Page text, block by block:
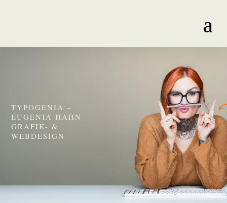
TYPOGENIA –
EUGENIA HAHN
GRAFIK- &
WEBDESIGN